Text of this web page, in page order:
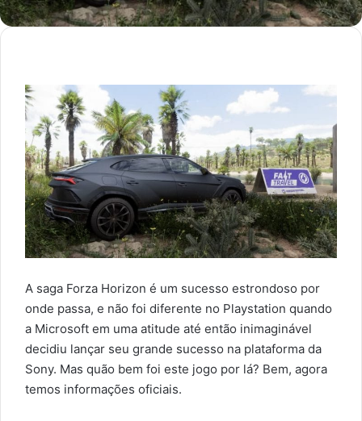
A saga Forza Horizon é um sucesso estrondoso por
onde passa, e não foi diferente no Playstation quando
a Microsoft em uma atitude até então inimaginável
decidiu lançar seu grande sucesso na plataforma da
Sony. Mas quão bem foi este jogo por lá? Bem, agora
temos informações oficiais.